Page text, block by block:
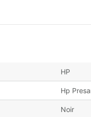
HP
Hp
Noir